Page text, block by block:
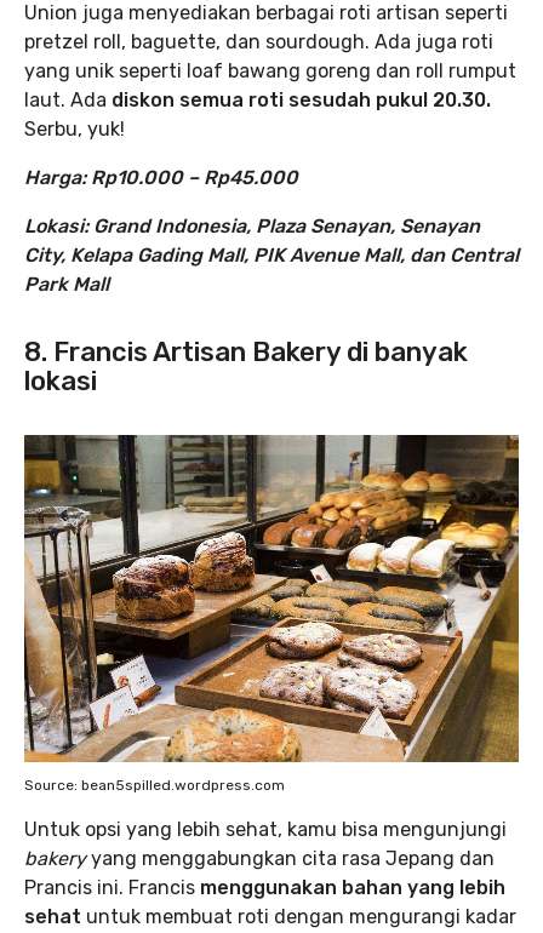
Union juga menyediakan berbagai roti artisan seperti
pretzel roll, baguette, dan sourdough. Ada juga roti
yang unik seperti loaf bawang goreng dan roll rumput
laut. Ada diskon semua roti sesudah pukul 20.30.
Serbu, yuk!
Harga: Rp10.000 – Rp45.000
Lokasi: Grand Indonesia, Plaza Senayan, Senayan
City, Kelapa Gading Mall, PIK Avenue Mall, dan Central
Park Mall
8. Francis Artisan Bakery di banyak
lokasi
Source: bean5spilled.wordpress.com
Untuk opsi yang lebih sehat, kamu bisa mengunjungi
bakeryyang menggabungkan cita rasa Jepang dan
Prancis ini. Francis menggunakan bahan yang lebih
sehat untuk membuat roti dengan mengurangi kadar